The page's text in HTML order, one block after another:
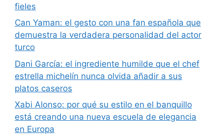
fieles
Can Yaman: el gesto con una fan española que
demuestra la verdadera personalidad del actor
turco
Dani García: el ingrediente humilde que el chef
estrella michelín nunca olvida añadir a sus
platos caseros
Xabi Alonso: por qué su estilo en el banquillo
está creando una nueva escuela de elegancia
en Europa